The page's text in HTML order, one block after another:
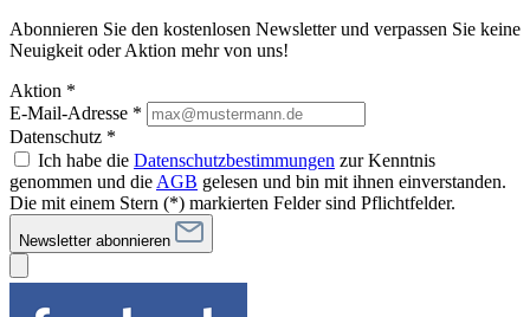
Abonnieren Sie den kostenlosen Newsletter und verpassen Sie keine
Neuigkeit oder Aktion mehr von uns!
Aktion *
E-Mail-Adresse *
Datenschutz *
Ich habe die Datenschutzbestimmungen zur Kenntnis
genommen und die AGB gelesen und bin mit ihnen einverstanden.
Die mit einem Stern (*) markierten Felder sind Pflichtfelder.
Newsletter abonnieren